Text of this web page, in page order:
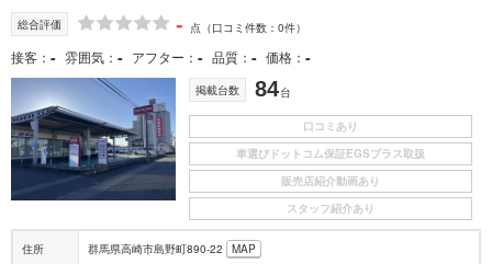
総合評価 - 点 （口コミ件数：0件）
接客 - 雰囲気 - アフター - 品質 - 価格 -
掲載台数 84台
口コミあり
車選びドットコム保証EGSプラス取扱
販売店紹介動画あり
スタッフ紹介あり
住所 群馬県高崎市島野町890-22 MAP